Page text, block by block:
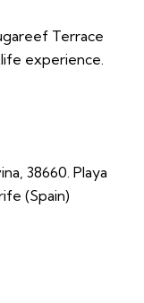
Terrace
experience.
38660. Playa
(Spain)